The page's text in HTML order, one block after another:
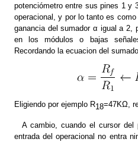
potenciómetro entre sus pines 1 y
operacional, y por lo tanto es
ganancia del sumador α igual a 2,
en los módulos o bajas
Recordando la ecuacion del
Eligiendo por ejemplo R18=47KΩ,
A cambio, cuando el cursor
entrada del operacional no entra